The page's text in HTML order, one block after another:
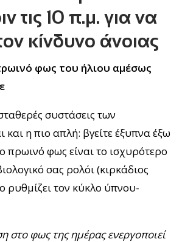
τις 10 π.μ. για να
κίνδυνο άνοιας
φως του ήλιου αμέσως
συστάσεις των
και η πιο απλή: βγείτε έξυπνα έξω
πρωινό φως είναι το ισχυρότερο
σας ρολόι (κιρκάδιος
ρυθμίζει τον κύκλο ύπνου-
στο φως της ημέρας ενεργοποιεί